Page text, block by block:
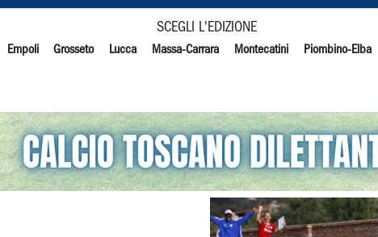
SCEGLI L'EDIZIONE
Empoli Grosseto Lucca Massa-Carrara Montecatini Piombino-Elba